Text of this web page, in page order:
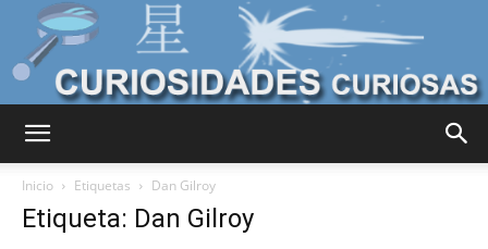
Inicio Etiquetas Dan Gilroy
Etiqueta: Dan Gilroy